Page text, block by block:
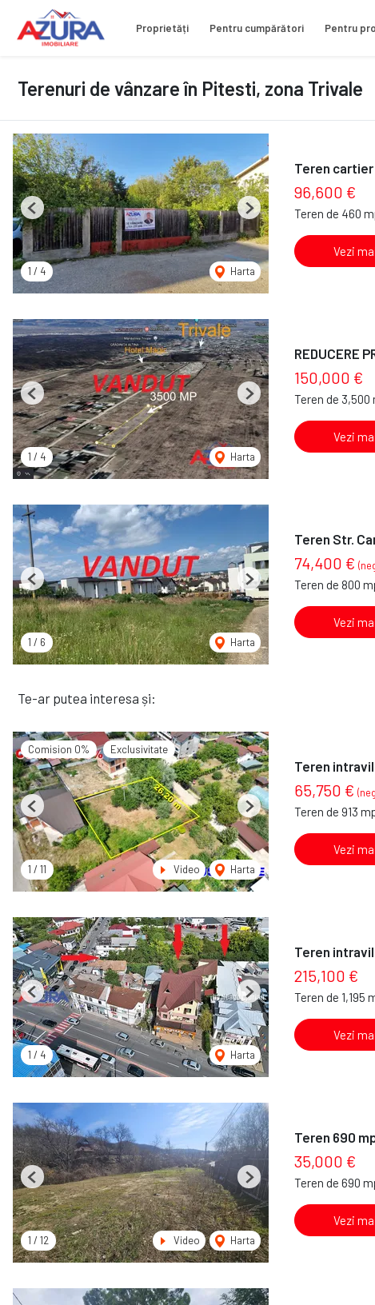
Proprietăți Pentru cumpărători Pentru
Terenuri de vânzare în Pitesti, zona Trivale
1 / 4 Harta
Previous Next
Teren
96,600 €
Teren de 460
Vezi
1 / 4 Harta
Previous Next
REDUCERE
150,000 €
Teren de 3,500
Vezi
1 / 6 Harta
Previous Next
Teren Str.
74,400 €
Teren de 800
Vezi
Te-ar putea interesa și:
Comision 0% Exclusivitate
1 / 11 Video Harta
Previous Next
Teren
65,750 €
Teren de 913
Vezi
1 / 4 Harta
Previous Next
Teren
215,100 €
Teren de 1,195
Vezi
1 / 12 Video Harta
Previous Next
Teren 690
35,000 €
Teren de 690
Vezi